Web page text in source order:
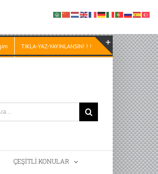
TIKLA-YAZ-YAYINLANSIN! ! !
ÇEŞİTLİ KONULAR
Toggle
Sliding
Bar
Area